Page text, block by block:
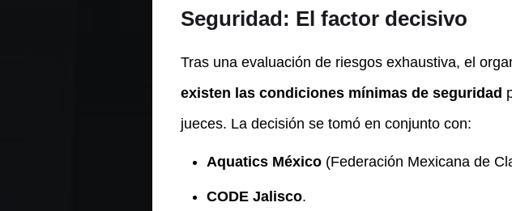
Seguridad: El factor decisivo
Tras una evaluación de riesgos exhaustiva, el
existen las condiciones mínimas de seguridad
jueces. La decisión se tomó en conjunto con:
Aquatics México(Federación Mexicana de
CODE Jalisco.